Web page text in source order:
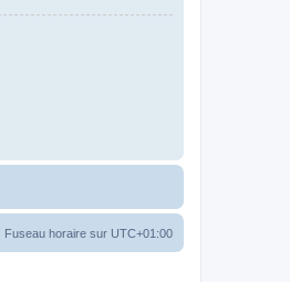
Fuseau horaire sur UTC+01:00